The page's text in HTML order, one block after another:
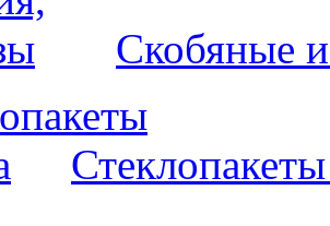
Скобяные